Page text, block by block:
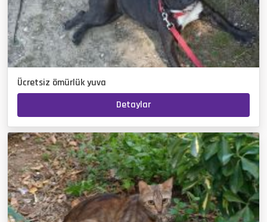
Ücretsiz ömürlük yuva
Detaylar